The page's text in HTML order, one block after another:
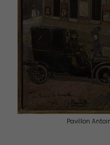
Pavillon